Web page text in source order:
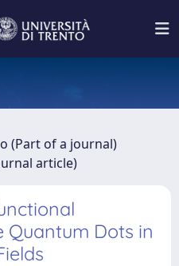
(Part of a journal)
article)
Dots in